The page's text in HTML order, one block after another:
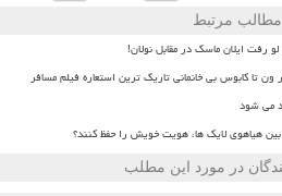
مطالب مرتبط
رفت ایلان ماسک در مقابل نولان!
ون تا کابوس بی خانمانی تاریک ترین استعاره فیلم مسافر
می شود
بین هیاهوی لایک ها، هویت خویش را حفظ کنند؟
در مورد این مطلب